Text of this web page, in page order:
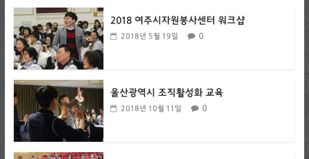
2018 여주시자원봉사센터 워크샵
2018년 5월 19일 0
울산광역시 조직활성화 교육
2018년 10월 11일 0